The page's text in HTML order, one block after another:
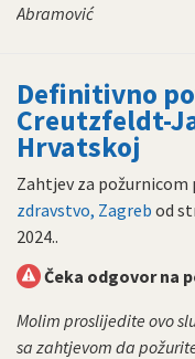
Abramović
Definitivno
Creutzfeldt-
Hrvatskoj
Zahtjev za požurnicom
zdravstvo, Zagreb od
2024..
Čeka odgovor na
Molim proslijedite ovo
sa zahtjevom da